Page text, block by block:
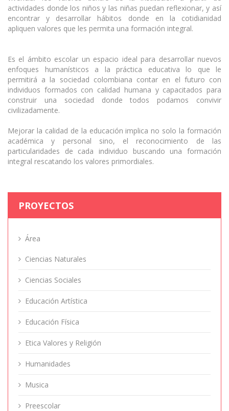
actividades donde los niños y las niñas puedan reflexionar, y así
encontrar y desarrollar hábitos donde en la cotidianidad
apliquen valores que les permita una formación integral.
Es el ámbito escolar un espacio ideal para desarrollar nuevos
enfoques humanísticos a la práctica educativa lo que le
permitirá a la sociedad colombiana contar en el futuro con
individuos formados con calidad humana y capacitados para
construir una sociedad donde todos podamos convivir
civilizadamente.
Mejorar la calidad de la educación implica no solo la formación
académica y personal sino, el reconocimiento de las
particularidades de cada individuo buscando una formación
integral rescatando los valores primordiales.
PROYECTOS
Área
Ciencias Naturales
Ciencias Sociales
Educación Artística
Educación Física
Etica Valores y Religión
Humanidades
Musica
Preescolar